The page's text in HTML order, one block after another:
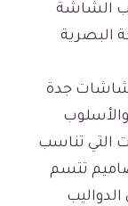
الشاشة
البصرية
شاشات جدة
والأسلوب
التي تناسب
تتسم